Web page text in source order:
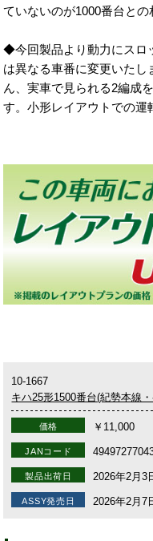
ていないのが1000番台との
◆今回製品より動力にスロ
は異なる車番に変更いたし
ん、実車で見られる2編成
す。小形レイアウトでの運
10-1667
キハ25形1500番台(紀勢本線
価格 ￥11,000
JANコード
製品出荷日 2026年2月3
ASSY発売日 2026年2月7